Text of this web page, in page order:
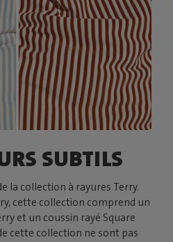
SUBTILS
la collection à rayures Terry.
cette collection comprend un
et un coussin rayé Square
cette collection ne sont pas